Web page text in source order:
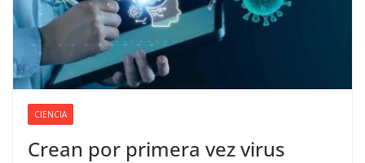
CIENCIA
Crean por primera vez virus